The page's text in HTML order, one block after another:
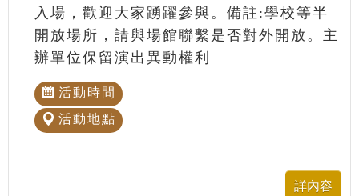
入場，歡迎大家踴躍參與。備註:學校等半
開放場所，請與場館聯繫是否對外開放。主
辦單位保留演出異動權利
活動時間
活動地點